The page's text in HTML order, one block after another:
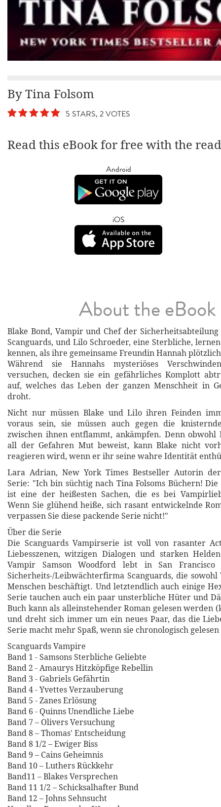
By Tina Folsom
5 STARS, 2 VOTES
Read this eBook for free with the
Android
iOS
About the eBook
Blake Bond, Vampir und Chef der
Scanguards, und Lilo Schroeder, eine Sterbliche,
kennen, als ihre gemeinsame Freundin Hannah
Während sie Hannahs mysteriöses
versuchen, decken sie ein gefährliches Komplott
auf, welches das Leben der ganzen Menschheit in
droht.
Nicht nur müssen Blake und Lilo ihren Feinden
voraus sein, sie müssen auch gegen die
zwischen ihnen entflammt, ankämpfen. Denn obwohl
all der Gefahren Mut beweist, kann Blake nicht
reagieren wird, wenn er ihr seine wahre Identität
Lara Adrian, New York Times Bestseller Autorin
Serie: "Ich bin süchtig nach Tina Folsoms Büchern! Die
ist eine der heißesten Sachen, die es bei
Wenn Sie glühend heiße, sich rasant entwickelnde
verpassen Sie diese packende Serie nicht!"
Über die Serie
Die Scanguards Vampirserie ist voll von rasanter
Liebesszenen, witzigen Dialogen und starken
Vampir Samson Woodford lebt in San
Sicherheits-/Leibwächterfirma Scanguards, die sowohl
Menschen beschäftigt. Und letztendlich auch einige
Serie tauchen auch ein paar unsterbliche Hüter und
Buch kann als alleinstehender Roman gelesen werden
und dreht sich immer um ein neues Paar, das die
Serie macht mehr Spaß, wenn sie chronologisch
Scanguards Vampire
Band 1 - Samsons Sterbliche Geliebte
Band 2 - Amaurys Hitzköpfige Rebellin
Band 3 - Gabriels Gefährtin
Band 4 - Yvettes Verzauberung
Band 5 - Zanes Erlösung
Band 6 - Quinns Unendliche Liebe
Band 7 – Olivers Versuchung
Band 8 – Thomas' Entscheidung
Band 8 1/2 – Ewiger Biss
Band 9 – Cains Geheimnis
Band 10 – Luthers Rückkehr
Band11 – Blakes Versprechen
Band 11 1/2 – Schicksalhafter Bund
Band 12 – Johns Sehnsucht